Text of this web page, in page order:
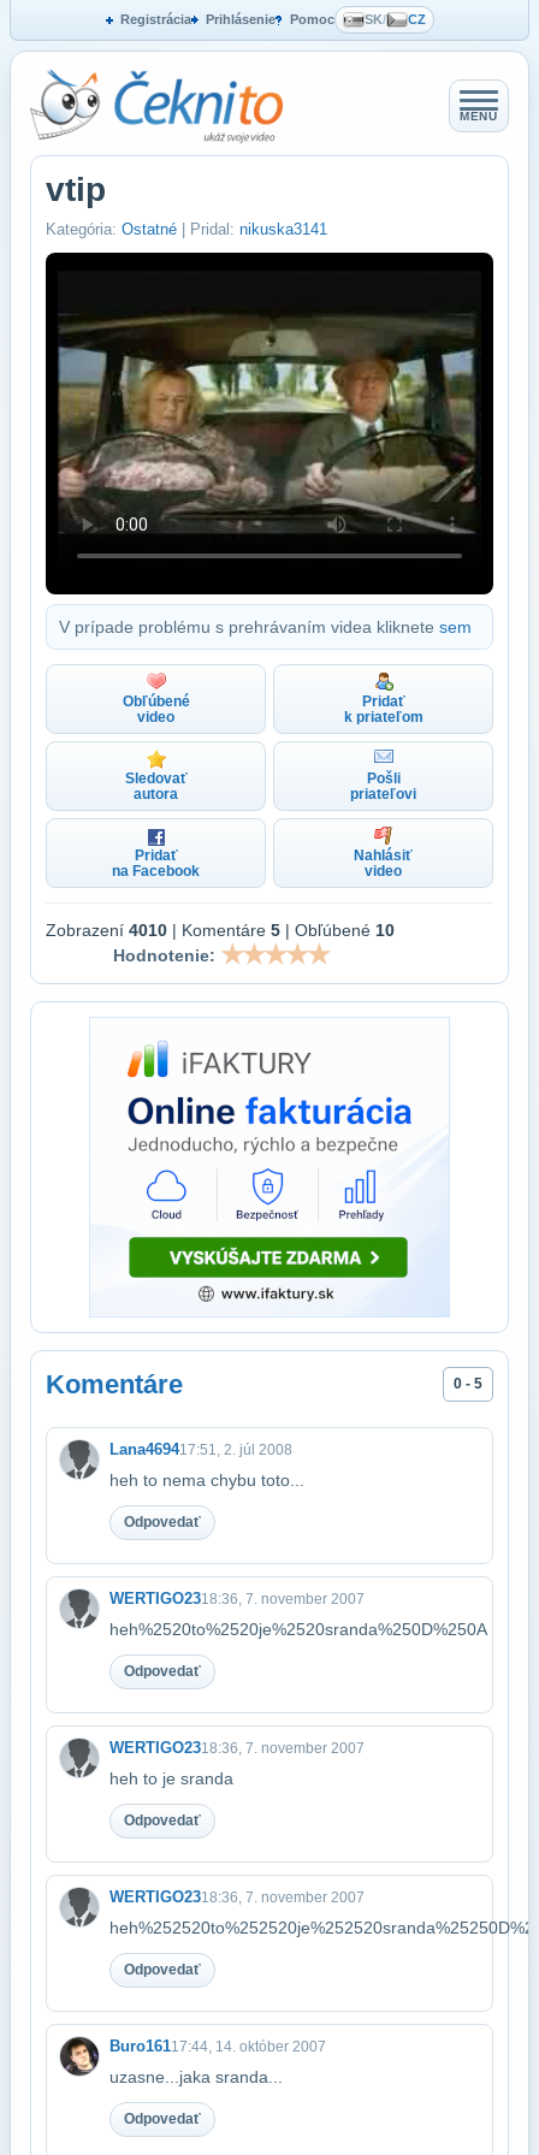
Registrácia Prihlásenie Pomoc SK/ CZ
MENU
vtip
Kategória: Ostatné | Pridal: nikuska3141
V prípade problému s prehrávaním videa kliknete sem
Obľúbené
video
Pridať
k priateľom
Sledovať
autora
Pošli
priateľovi
Pridať
na Facebook
Nahlásiť
video
Zobrazení 4010 | Komentáre 5 | Obľúbené 10
Hodnotenie:
Komentáre 0 - 5
Lana469417:51, 2. júl 2008
heh to nema chybu toto...
Odpovedať
WERTIGO2318:36, 7. november 2007
heh%2520to%2520je%2520sranda%250D%250A
Odpovedať
WERTIGO2318:36, 7. november 2007
heh to je sranda
Odpovedať
WERTIGO2318:36, 7. november 2007
Odpovedať
Buro16117:44, 14. október 2007
uzasne...jaka sranda...
Odpovedať